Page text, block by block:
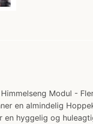
Modul -
en almindelig
hyggelig og